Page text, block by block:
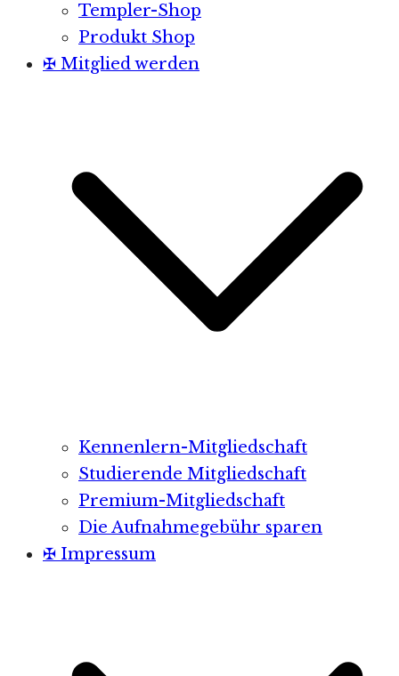
Templer-Shop
Produkt Shop
✠ Mitglied werden
Kennenlern-Mitgliedschaft
Studierende Mitgliedschaft
Premium-Mitgliedschaft
Die Aufnahmegebühr sparen
✠ Impressum